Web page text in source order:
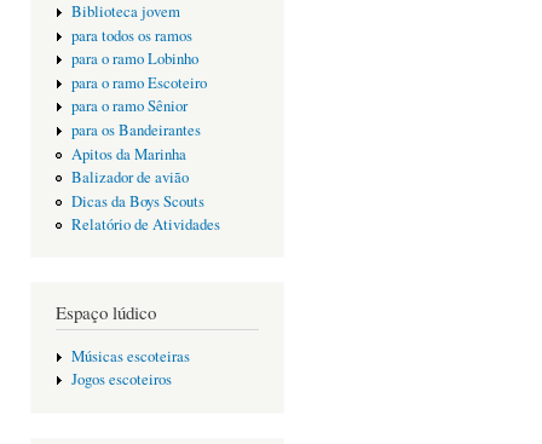
Biblioteca jovem
para todos os ramos
para o ramo Lobinho
para o ramo Escoteiro
para o ramo Sênior
para os Bandeirantes
Apitos da Marinha
Balizador de avião
Dicas da Boys Scouts
Relatório de Atividades
Espaço lúdico
Músicas escoteiras
Jogos escoteiros